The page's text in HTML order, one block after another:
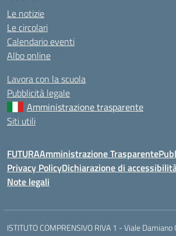
Le notizie
Le circolari
Calendario eventi
Albo online
Lavora con la scuola
Pubblicità legale
Amministrazione trasparente
Siti utili
FUTURAAmministrazione Trasparente
Privacy PolicyDichiarazione di
Note legali
ISTITUTO COMPRENSIVO RIVA 1 - Viale